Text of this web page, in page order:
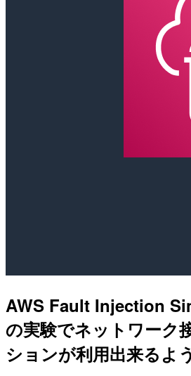
AWS Fault Injection
の実験でネットワーク
ションが利用出来るよ